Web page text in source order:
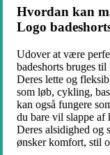
Hvordan kan
Logo
Udover at være
badeshorts bruges
Deres lette og
som løb, cykling,
kan også fungere
du bare vil slappe
Deres alsidighed og
ønsker komfort, stil